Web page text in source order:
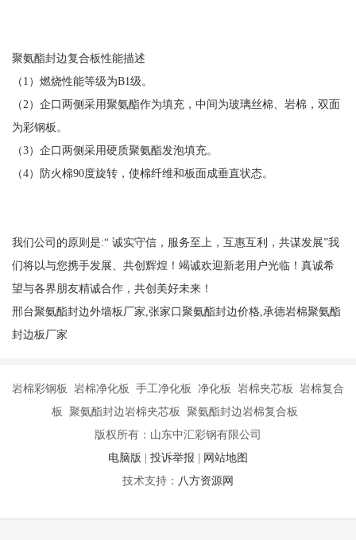
聚氨酯封边复合板性能描述
（1）燃烧性能等级为B1级。
（2）企口两侧采用聚氨酯作为填充，中间为玻璃丝棉、岩棉，双面
为彩钢板。
（3）企口两侧采用硬质聚氨酯发泡填充。
（4）防火棉90度旋转，使棉纤维和板面成垂直状态。
我们公司的原则是:“ 诚实守信，服务至上，互惠互利，共谋发展”我
们将以与您携手发展、共创辉煌！竭诚欢迎新老用户光临！真诚希
望与各界朋友精诚合作，共创美好未来！
邢台聚氨酯封边外墙板厂家,张家口聚氨酯封边价格,承德岩棉聚氨酯
封边板厂家
岩棉彩钢板 岩棉净化板 手工净化板 净化板 岩棉夹芯板 岩棉复合
板 聚氨酯封边岩棉夹芯板 聚氨酯封边岩棉复合板
版权所有：山东中汇彩钢有限公司
电脑版 | 投诉举报 | 网站地图
技术支持： 八方资源网